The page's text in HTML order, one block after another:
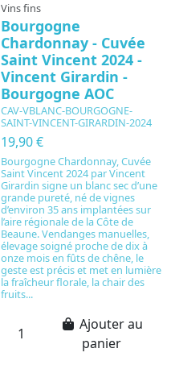
Vins fins
Bourgogne
Chardonnay - Cuvée
Saint Vincent 2024 -
Vincent Girardin -
Bourgogne AOC
CAV-VBLANC-BOURGOGNE-
SAINT-VINCENT-GIRARDIN-2024
19,90 €
Bourgogne Chardonnay, Cuvée
Saint Vincent 2024 par Vincent
Girardin signe un blanc sec d’une
grande pureté, né de vignes
d’environ 35 ans implantées sur
l’aire régionale de la Côte de
Beaune. Vendanges manuelles,
élevage soigné proche de dix à
onze mois en fûts de chêne, le
geste est précis et met en lumière
la fraîcheur florale, la chair des
fruits...
Ajouter au
panier